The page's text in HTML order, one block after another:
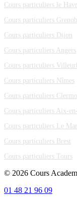
Cours particuliers le
Cours particuliers
Cours particuliers Dijon
Cours particuliers Angers
Cours particuliers
Cours particuliers Nîmes
Cours particuliers
Cours particuliers Aix-
Cours particuliers Le
Cours particuliers Brest
Cours particuliers Tours
© 2026 Cours
01 48 21 96 09